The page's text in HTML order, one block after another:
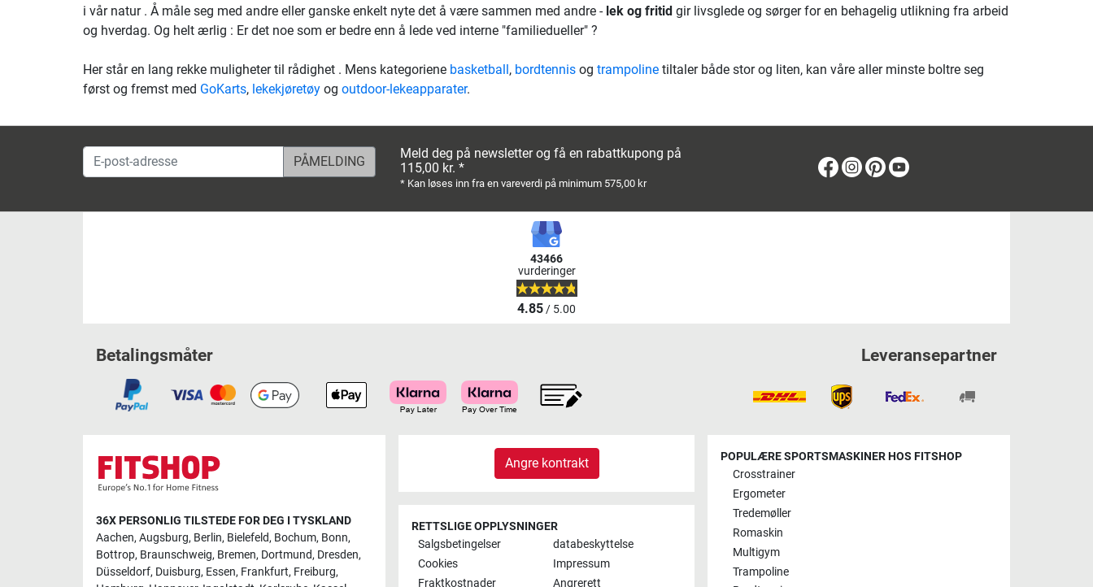
i vår natur . Å måle seg med andre eller ganske enkelt nyte det å være sammen med andre - lek og fritid gir livsglede og sørger for en behagelig utlikning fra arbeid
og hverdag. Og helt ærlig : Er det noe som er bedre enn å lede ved interne "familiedueller" ?
Her står en lang rekke muligheter til rådighet . Mens kategoriene basketball, bordtennis og trampoline tiltaler både stor og liten, kan våre aller minste boltre seg
først og fremst med GoKarts, lekekjøretøy og outdoor-lekeapparater.
E-post-adresse
Meld deg på newsletter og få en rabattkupong på
115,00 kr. *
* Kan løses inn fra en vareverdi på minimum 575,00 kr
Facebook
Instagram
Pinterest
43466
vurderinger
4.85/ 5.00
Betalingsmåter Leveransepartner
36X PERSONLIG TILSTEDE FOR DEG I TYSKLAND
Aachen, Augsburg, Berlin, Bielefeld, Bochum, Bonn,
Bottrop, Braunschweig, Bremen, Dortmund, Dresden,
Düsseldorf, Duisburg, Essen, Frankfurt, Freiburg,
Angre kontrakt
RETTSLIGE OPPLYSNINGER
Salgsbetingelser
databeskyttelse
Cookies
Impressum
Fraktkostnader
Angrerett
POPULÆRE SPORTSMASKINER HOS FITSHOP
Crosstrainer
Ergometer
Tredemøller
Romaskin
Multigym
Trampoline